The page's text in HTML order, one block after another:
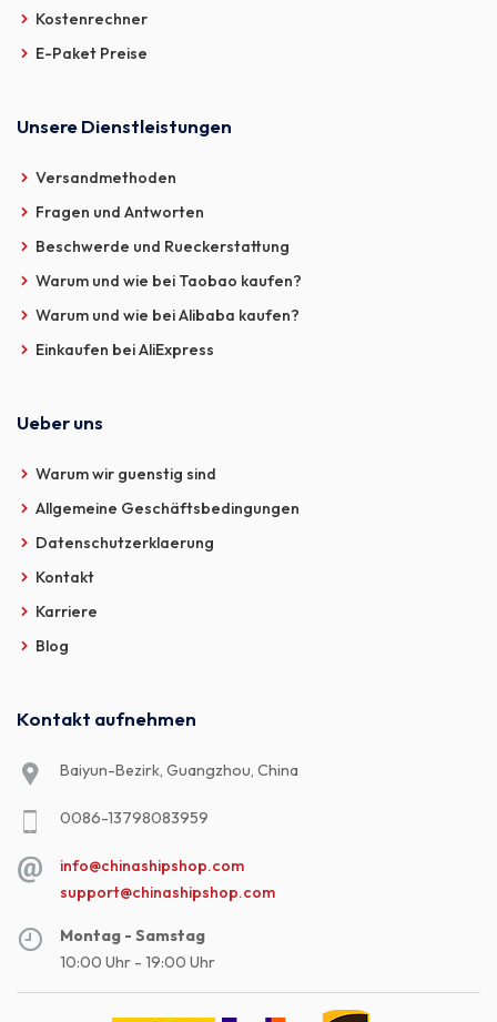
Kostenrechner
E-Paket Preise
Unsere Dienstleistungen
Versandmethoden
Fragen und Antworten
Beschwerde und Rueckerstattung
Warum und wie bei Taobao kaufen?
Warum und wie bei Alibaba kaufen?
Einkaufen bei AliExpress
Ueber uns
Warum wir guenstig sind
Allgemeine Geschäftsbedingungen
Datenschutzerklaerung
Kontakt
Karriere
Blog
Kontakt aufnehmen
Baiyun-Bezirk, Guangzhou, China
0086-13798083959
info@chinashipshop.com
support@chinashipshop.com
Montag - Samstag
10:00 Uhr - 19:00 Uhr